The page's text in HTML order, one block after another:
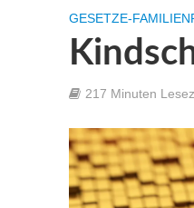
GESETZE-
217 Minuten